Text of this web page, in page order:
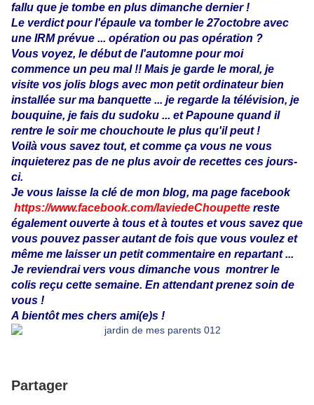
fallu que je tombe en plus dimanche dernier !
Le verdict pour l'épaule va tomber le 27octobre avec
une IRM prévue ... opération ou pas opération ?
Vous voyez, le début de l'automne pour moi
commence un peu mal !! Mais je garde le moral, je
visite vos jolis blogs avec mon petit ordinateur bien
installée sur ma banquette ... je regarde la télévision, je
bouquine, je fais du sudoku ... et Papoune quand il
rentre le soir me chouchoute le plus qu'il peut !
Voilà vous savez tout, et comme ça vous ne vous
inquieterez pas de ne plus avoir de recettes ces jours-
ci.
Je vous laisse la clé de mon blog, ma page facebook
https://www.facebook.com/laviedeChoupette reste
également ouverte à tous et à toutes et vous savez que
vous pouvez passer autant de fois que vous voulez et
même me laisser un petit commentaire en repartant ...
Je reviendrai vers vous dimanche vous montrer le
colis reçu cette semaine. En attendant prenez soin de
vous !
A bientôt mes chers ami(e)s !
Partager